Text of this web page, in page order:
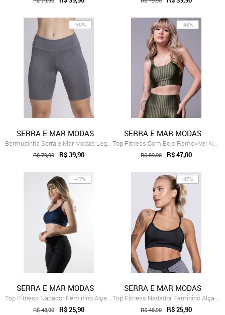
-50%
SERRA E MAR MODAS
Bermudinha Serra e Mar Modas Legging Fitness Cinza
R$ 79,90 R$ 39,90
-48%
SERRA E MAR MODAS
Top Fitness Com Bojo Removível New Zig 3d Verde
R$ 89,90 R$ 47,00
-47%
SERRA E MAR MODAS
Top Fitness Nadador Feminino Alça Fina A...
R$ 48,90 R$ 25,90
-47%
SERRA E MAR MODAS
Top Fitness Nadador Feminino Alça Fina A...
R$ 48,90 R$ 25,90